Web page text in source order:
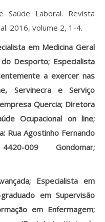
Saúde Laboral. Revista
2016, volume 2, 1-4.
em Medicina Geral
Desporto; Especialista
a exercer nas
Servinecra e Serviço
Quercia; Diretora
Ocupacional on line;
Rua Agostinho Fernando
009 Gondomar;
Especialista em
em Supervisão
em Enfermagem;